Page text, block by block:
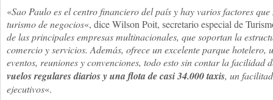
«Sao Paulo es el centro financiero del país y hay varios factores
turismo de negocios«, dice Wilson Poit, secretario especial de
de las principales empresas multinacionales, que soportan la
comercio y servicios. Además, ofrece un excelente parque hotelero,
eventos, reuniones y convenciones, todo esto sin contar la facilidad
vuelos regulares diarios y una flota de casi 34.000 taxis, un
ejecutivos«.